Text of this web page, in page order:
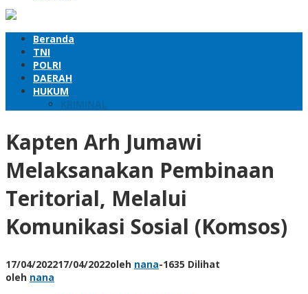
Beranda
TNI
POLRI
DAERAH
HUKUM
KRIMINAL
Kapten Arh Jumawi
Melaksanakan Pembinaan
Teritorial, Melalui
Komunikasi Sosial (Komsos)
17/04/202217/04/2022oleh nana-1635 Dilihat
oleh nana